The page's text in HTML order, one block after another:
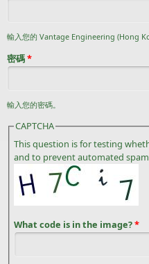
輸入您的 Vantage Engineering (Hong
密碼*
輸入您的密碼。
CAPTCHA
This question is for testing
and to prevent automated
What code is in the image?*